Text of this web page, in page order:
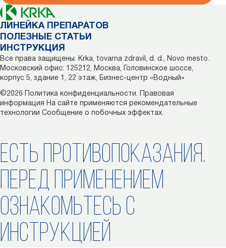
ЛИНЕЙКА ПРЕПАРАТОВ
ПОЛЕЗНЫЕ СТАТЬИ
ИНСТРУКЦИЯ
Все права защищены. Krka, tovarna zdravil, d. d., Novo mesto.
Московский офис: 125212, Москва, Головинское шоссе,
корпус 5, здание 1, 22 этаж, Бизнес-центр «Водный»
©2026 Политика конфиденциальности.
Правовая
информация На сайте применяются рекомендательные
технологии Сообщение о побочных эффектах.
ЕСТЬ ПРОТИВОПОКАЗАНИЯ.
ПЕРЕД ПРИМЕНЕНИЕМ
ОЗНАКОМЬТЕСЬ С
ИНСТРУКЦИЕЙ